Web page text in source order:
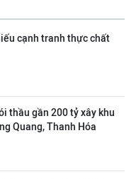
cạnh tranh thực chất
thầu gần 200 tỷ xây khu
Quang, Thanh Hóa